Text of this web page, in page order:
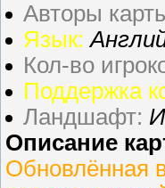
Авторы
Язык:
Кол-во
Поддержка
Ландшафт:
Описание
Обновлённая